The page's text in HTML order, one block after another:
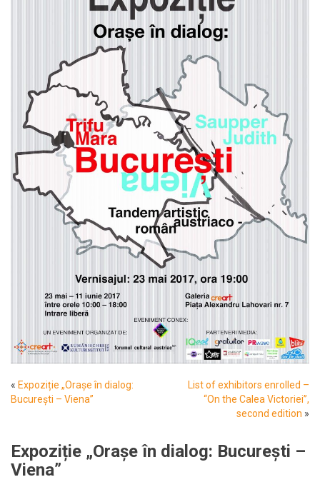
« Expoziție „Orașe în dialog:
București – Viena”
List of exhibitors enrolled –
“On the Calea Victoriei”,
second edition »
Expoziție „Orașe în dialog: București –
Viena”